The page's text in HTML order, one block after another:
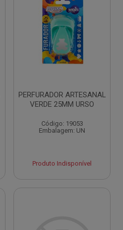
PERFURADOR ARTESANAL
VERDE 25MM URSO
Código: 19053
Embalagem: UN
Produto Indisponível